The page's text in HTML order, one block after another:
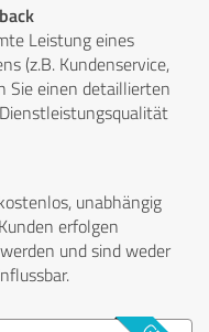
Leistung eines
(z.B. Kundenservice,
Sie einen detaillierten
unabhängig
erfolgen
und sind weder